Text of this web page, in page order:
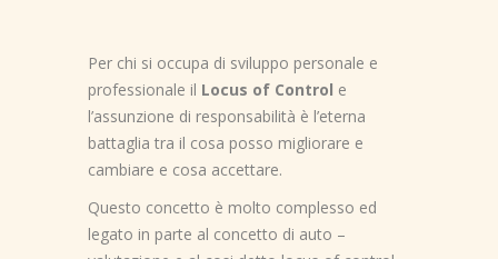
Per chi si occupa di sviluppo personale e
professionale il Locus of Control e
l’assunzione di responsabilità è l’eterna
battaglia tra il cosa posso migliorare e
cambiare e cosa accettare.
Questo concetto è molto complesso ed
legato in parte al concetto di auto –